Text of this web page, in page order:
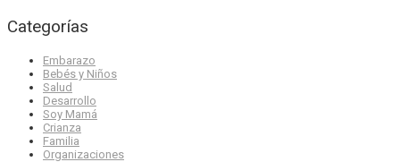
Categorías
Embarazo
Bebés y Niños
Salud
Desarrollo
Soy Mamá
Crianza
Familia
Organizaciones